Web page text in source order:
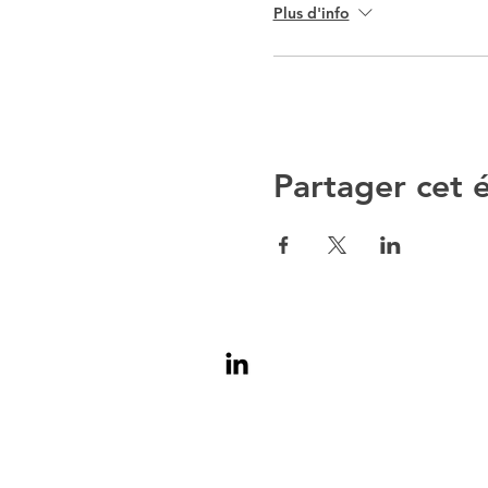
Plus d'info
Partager cet